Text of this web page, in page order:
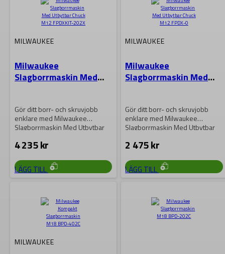
MILWAUKEE
Milwaukee
Slagborrmaskin Med
Gör ditt borr- och skruvjobb
enklare med Milwaukee
Slagborrmaskin Med Utbytbar
Denna…
4 235kr
LÄGG TILL
MILWAUKEE
Milwaukee
Slagborrmaskin Med
Gör ditt borr- och skruvjobb
enklare med Milwaukee
Slagborrmaskin Med Utbytbar
2 475kr
LÄGG TILL
MILWAUKEE